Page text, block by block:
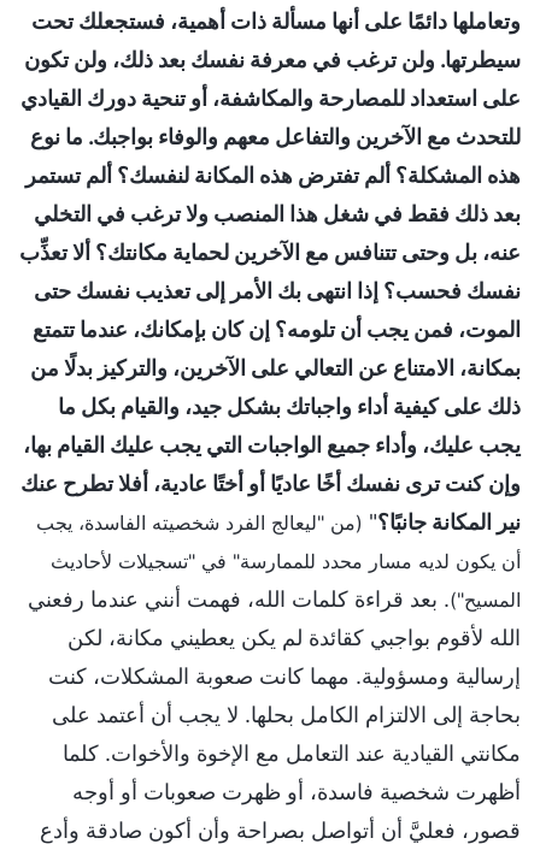
وتعاملها دائمًا على أنها مسألة ذات أهمية، فستجعلك تحت
سيطرتها. ولن ترغب في معرفة نفسك بعد ذلك، ولن تكون
على استعداد للمصارحة والمكاشفة، أو تنحية دورك القيادي
للتحدث مع الآخرين والتفاعل معهم والوفاء بواجبك. ما نوع
هذه المشكلة؟ ألم تفترض هذه المكانة لنفسك؟ ألم تستمر
بعد ذلك فقط في شغل هذا المنصب ولا ترغب في التخلي
عنه، بل وحتى تتنافس مع الآخرين لحماية مكانتك؟ ألا تعذِّب
نفسك فحسب؟ إذا انتهى بك الأمر إلى تعذيب نفسك حتى
الموت، فمن يجب أن تلومه؟ إن كان بإمكانك، عندما تتمتع
بمكانة، الامتناع عن التعالي على الآخرين، والتركيز بدلًا من
ذلك على كيفية أداء واجباتك بشكل جيد، والقيام بكل ما
يجب عليك، وأداء جميع الواجبات التي يجب عليك القيام بها،
وإن كنت ترى نفسك أخًا عاديًا أو أختًا عادية، أفلا تطرح عنك
نير المكانة جانبًا؟" (من "ليعالج الفرد شخصيته الفاسدة، يجب
أن يكون لديه مسار محدد للممارسة" في "تسجيلات لأحاديث
المسيح"). بعد قراءة كلمات الله، فهمت أنني عندما رفعني
الله لأقوم بواجبي كقائدة لم يكن يعطيني مكانة، لكن
إرسالية ومسؤولية. مهما كانت صعوبة المشكلات، كنت
بحاجة إلى الالتزام الكامل بحلها. لا يجب أن أعتمد على
مكانتي القيادية عند التعامل مع الإخوة والأخوات. كلما
أظهرت شخصية فاسدة، أو ظهرت صعوبات أو أوجه
قصور، فعليَّ أن أتواصل بصراحة وأن أكون صادقة وأدع